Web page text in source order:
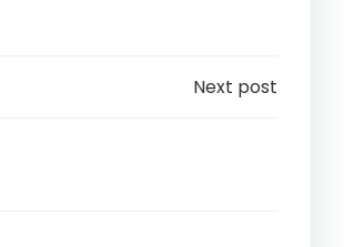
Next post